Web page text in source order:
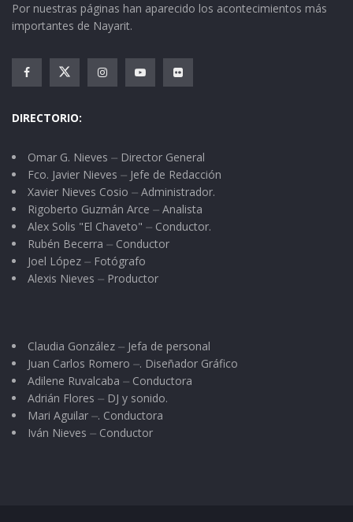
Por nuestras páginas han aparecido los acontecimientos más
importantes de Nayarit.
DIRECTORIO:
Omar G. Nieves ⏤ Director General
Fco. Javier Nieves ⏤ Jefe de Redacción
Xavier Nieves Cosio ⏤ Administrador.
Rigoberto Guzmán Arce ⏤ Analista
Alex Solis "El Chaveto" ⏤ Conductor.
Rubén Becerra ⏤ Conductor
Joel López ⏤ Fotógrafo
Alexis Nieves ⏤ Productor
Claudia González ⏤ Jefa de personal
Juan Carlos Romero ⏤. Diseñador Gráfico
Adilene Ruvalcaba ⏤ Conductora
Adrián Flores ⏤ DJ y sonido.
Mari Aguilar ⏤. Conductora
Iván Nieves ⏤ Conductor